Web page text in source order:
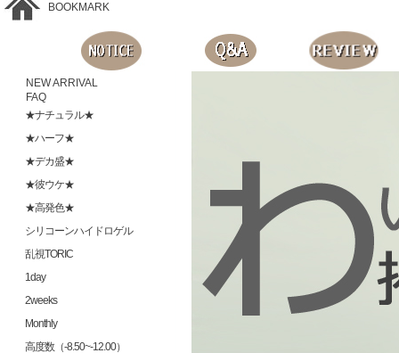
BOOKMARK
NEW ARRIVAL
FAQ
★ナチュラル★
★ハーフ★
★デカ盛★
★彼ウケ★
★高発色★
シリコーンハイドロゲル
乱視TORIC
1day
2weeks
Monthly
高度数（-8.50~-12.00）